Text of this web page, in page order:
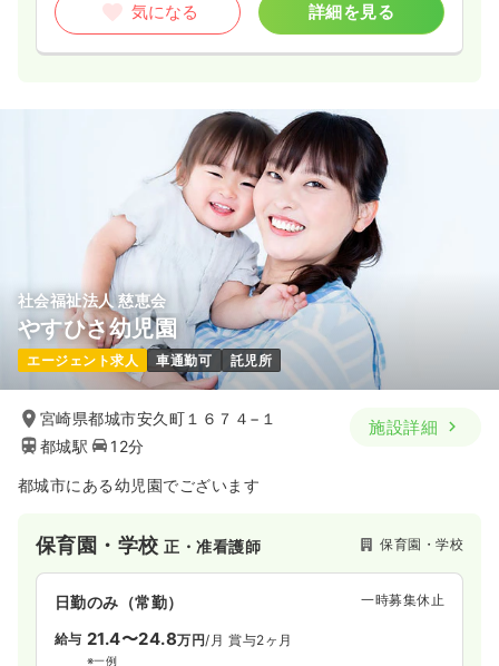
気になる 詳細を見る
社会福祉法人 慈恵会
やすひさ幼児園
エージェント求人 車通勤可 託児所
宮崎県都城市安久町１６７４−１
都城駅
12分
施設詳細
都城市にある幼児園でございます
保育園・学校正・准看護師 保育園・学校
日勤のみ（常勤） 一時募集休止
給与 21.4〜24.8万円/月 賞与2ヶ月
※一例